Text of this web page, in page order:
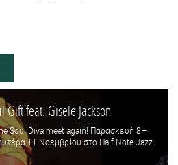
Gift feat. Gisele Jackson
Soul Diva meet again! Παρασκευή 8–
11 Νοεμβρίου στο Half Note Jazz